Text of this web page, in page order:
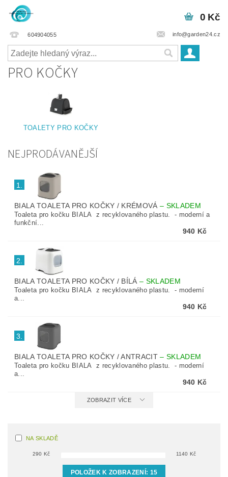
604904055 info@garden24.cz
0 Kč
PRO KOČKY
TOALETY PRO KOČKY
NEJPRODÁVANĚJŠÍ
1.
BIALA TOALETA PRO KOČKY / KRÉMOVÁ– SKLADEM
Toaleta pro kočku BIALA z recyklovaného plastu. - moderní a
funkční...
940 Kč
2.
BIALA TOALETA PRO KOČKY / BÍLÁ– SKLADEM
Toaleta pro kočku BIALA z recyklovaného plastu. - moderní
a...
940 Kč
3.
BIALA TOALETA PRO KOČKY / ANTRACIT– SKLADEM
Toaleta pro kočku BIALA z recyklovaného plastu. - moderní
a...
940 Kč
ZOBRAZIT VÍCE
NA SKLADĚ
290 Kč 1140 Kč
POLOŽEK K ZOBRAZENÍ: 15